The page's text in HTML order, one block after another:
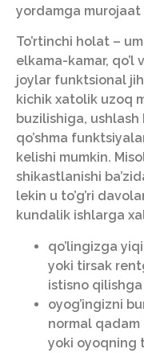
yordamga
To’rtinchi holat –
elkama-kamar, qo’l
joylar funktsional
kichik xatolik uzoq
buzilishiga,
qo’shma
kelishi mumkin.
shikastlanishi
lekin u to’g’ri
kundalik ishlarga
qo’lingizga
yoki tirsak
istisno
oyog’ingizni
normal qadam
yoki oyoqning